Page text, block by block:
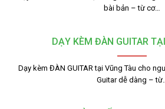
bài bản – từ cơ…
DẠY KÈM ĐÀN GUITAR
Dạy kèm ĐÀN GUITAR tại Vũng Tàu cho
Guitar dễ dàng –